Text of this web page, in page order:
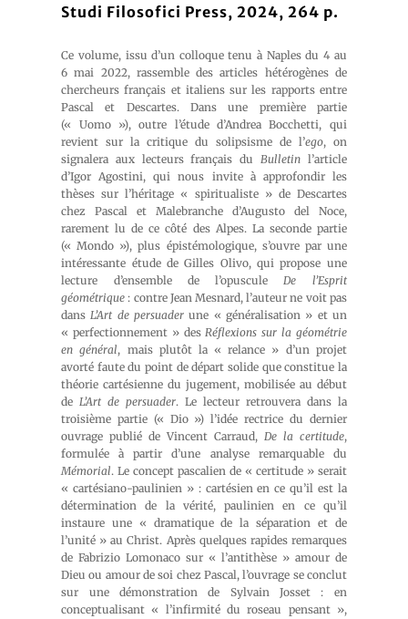
Studi Filosofici Press, 2024, 264 p.
Ce volume, issu d’un colloque tenu à Naples du 4 au
6 mai 2022, rassemble des articles hétérogènes de
chercheurs français et italiens sur les rapports entre
Pascal et Descartes. Dans une première partie
(« Uomo »), outre l’étude d’Andrea Bocchetti, qui
revient sur la critique du solipsisme de l’ego, on
signalera aux lecteurs français duBulletin l’article
d’Igor Agostini, qui nous invite à approfondir les
thèses sur l’héritage « spiritualiste » de Descartes
chez Pascal et Malebranche d’Augusto del Noce,
rarement lu de ce côté des Alpes. La seconde partie
(« Mondo »), plus épistémologique, s’ouvre par une
intéressante étude de Gilles Olivo, qui propose une
lecture d’ensemble de l’opusculeDe l’Esprit
géométrique : contre Jean Mesnard, l’auteur ne voit pas
dansL’Art de persuader une « généralisation » et un
« perfectionnement » desRéflexions sur la géométrie
en général, mais plutôt la « relance » d’un projet
avorté faute du point de départ solide que constitue la
théorie cartésienne du jugement, mobilisée au début
deL’Art de persuader. Le lecteur retrouvera dans la
troisième partie (« Dio ») l’idée rectrice du dernier
ouvrage publié de Vincent Carraud, De la certitude,
formulée à partir d’une analyse remarquable du
Mémorial. Le concept pascalien de « certitude » serait
« cartésiano-paulinien » : cartésien en ce qu’il est la
détermination de la vérité, paulinien en ce qu’il
instaure une « dramatique de la séparation et de
l’unité » au Christ. Après quelques rapides remarques
de Fabrizio Lomonaco sur « l’antithèse » amour de
Dieu ou amour de soi chez Pascal, l’ouvrage se conclut
sur une démonstration de Sylvain Josset : en
conceptualisant « l’infirmité du roseau pensant »,